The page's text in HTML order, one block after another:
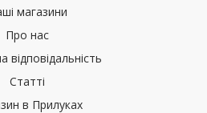
магазини
Про нас
відповідальність
Статті
в Прилуках